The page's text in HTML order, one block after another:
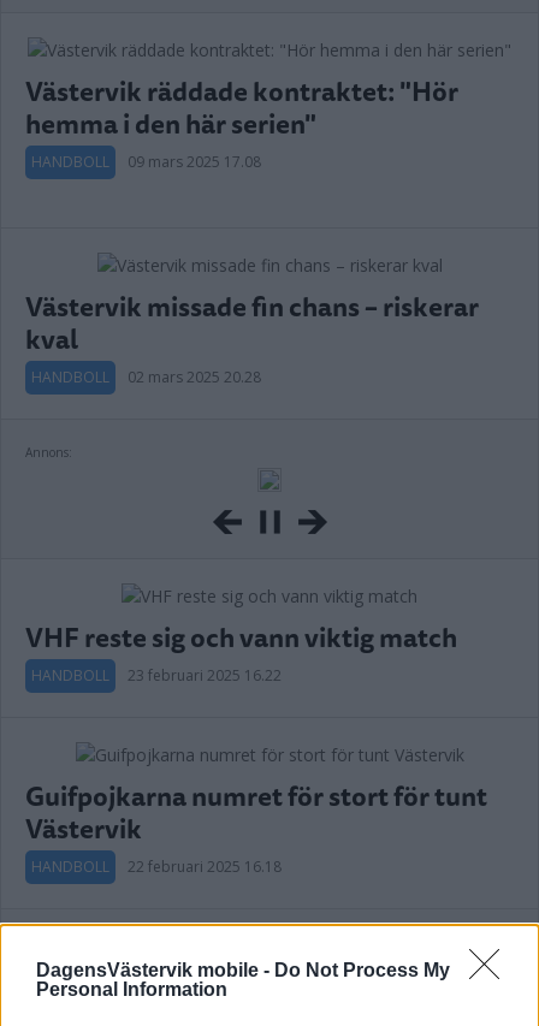
DagensVästervik mobile - Do Not Process My
Personal Information
Västervik räddade kontraktet: "Hör
hemma i den här serien"
HANDBOLL 09 mars 2025 17.08
Västervik missade fin chans – riskerar
kval
HANDBOLL 02 mars 2025 20.28
Annons:
VHF reste sig och vann viktig match
HANDBOLL 23 februari 2025 16.22
Guifpojkarna numret för stort för tunt
Västervik
HANDBOLL 22 februari 2025 16.18